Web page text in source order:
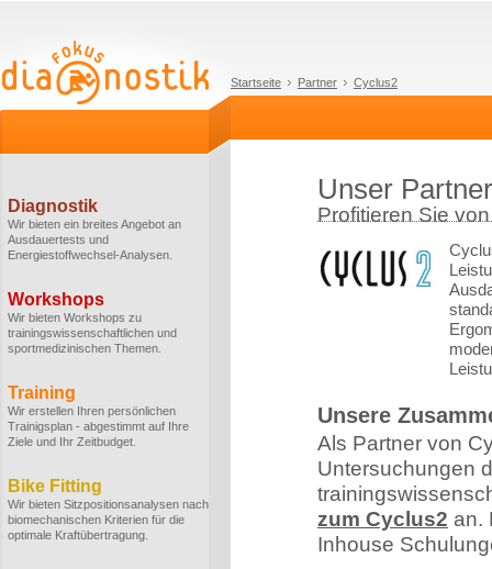
Startseite Partner Cyclus2
Diagnostik
Wir bieten ein breites Angebot an
Ausdauertests und
Energiestoffwechsel-Analysen.
Workshops
Wir bieten Workshops zu
trainingswissenschaftlichen und
sportmedizinischen Themen.
Training
Wir erstellen Ihren persönlichen
Trainigsplan - abgestimmt auf Ihre
Ziele und Ihr Zeitbudget.
Bike Fitting
Wir bieten Sitzpositionsanalysen nach
biomechanischen Kriterien für die
optimale Kraftübertragung.
Unser
Profitieren Sie
Unsere
Als Partner von
Untersuchungen
zum Cyclus2 an.
Inhouse